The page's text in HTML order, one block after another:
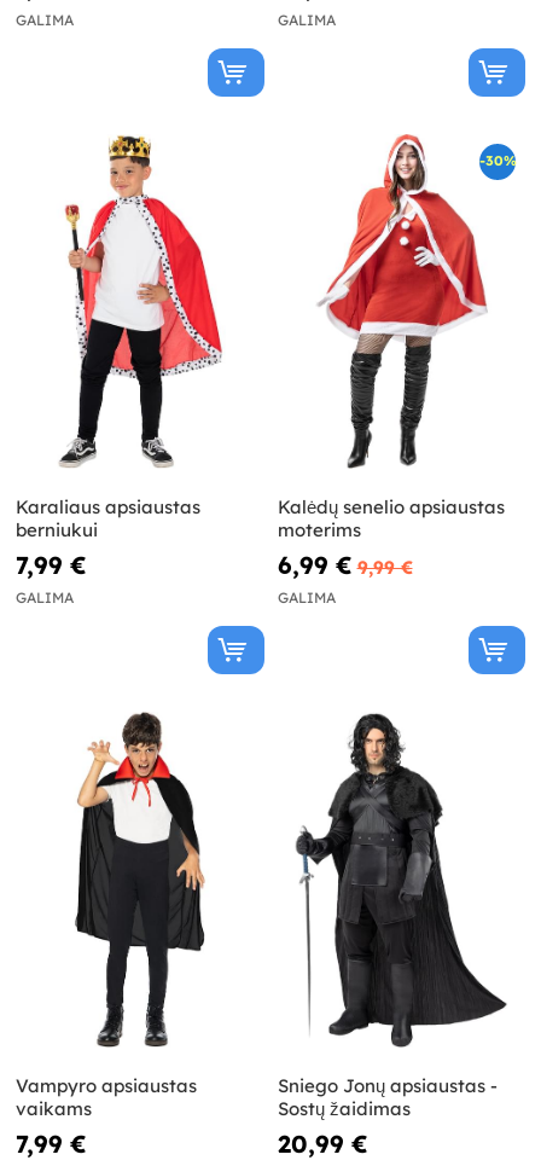
GALIMA GALIMA
Karaliaus apsiaustas
berniukui
7,99 €
GALIMA
-30%
Kalėdų senelio apsiaustas
moterims
6,99 € 9,99 €
GALIMA
Vampyro apsiaustas
vaikams
7,99 €
Sniego Jonų apsiaustas -
Sostų žaidimas
20,99 €